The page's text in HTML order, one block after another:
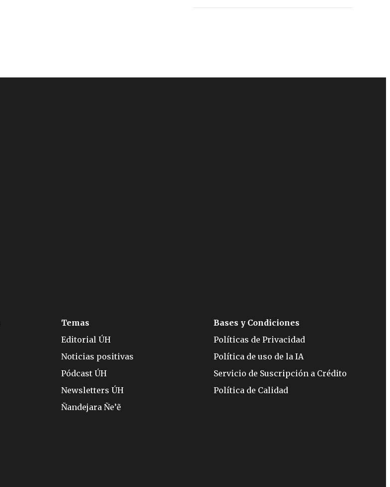
Temas
Editorial ÚH
Noticias positivas
Pódcast ÚH
Newsletters ÚH
Ñandejara Ñe’ẽ
Bases y Condiciones
Políticas de Privacidad
Política de uso de la IA
Servicio de Suscripción a Crédito
Política de Calidad